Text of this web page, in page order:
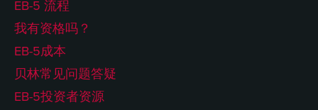
EB-5 流程
我有资格吗？
EB-5成本
贝林常见问题答疑
EB-5投资者资源